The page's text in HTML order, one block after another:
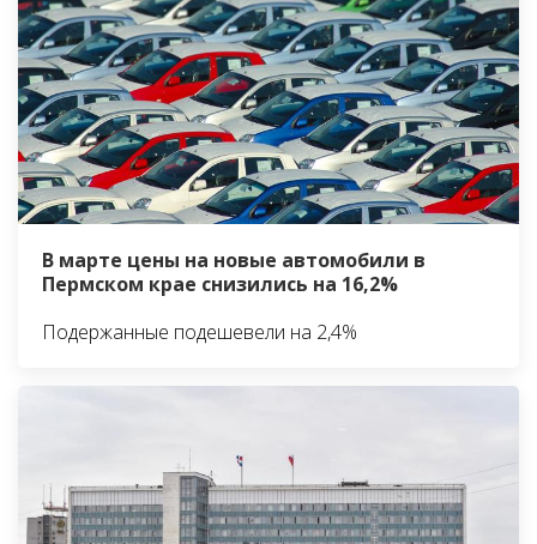
В марте цены на новые автомобили в
Пермском крае снизились на 16,2%
Подержанные подешевели на 2,4%